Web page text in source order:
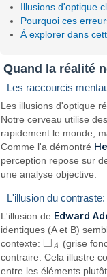
Illusions d'optique
Pourquoi ces
À explorer dans
Quand la réalité
Les raccourcis
Les illusions d'optique
Notre cerveau utilise
rapidement le monde,
Comme l'a démontré
perception repose sur
une analyse objective.
L'illusion du
L'illusion de Edward
identiques (A et B)
contexte: □A
◻ A (grise
contraire. Cela illustre
entre les éléments